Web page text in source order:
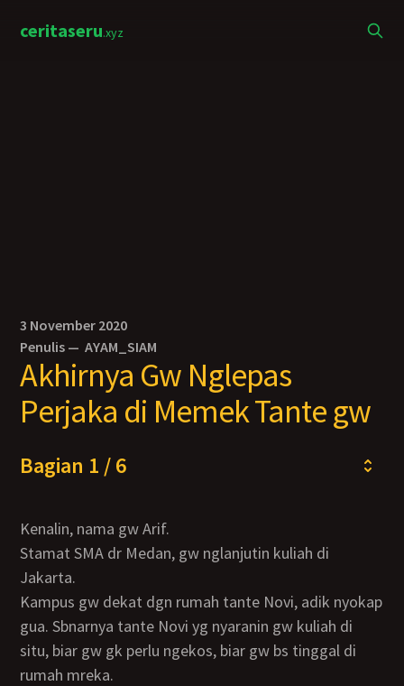
ceritaseru.xyz
3 November 2020
Penulis —AYAM_SIAM
Akhirnya Gw Nglepas
Perjaka di Memek Tante gw
Bagian 1 / 6
Kenalin, nama gw Arif.
Stamat SMA dr Medan, gw nglanjutin kuliah di
Jakarta.
Kampus gw dekat dgn rumah tante Novi, adik nyokap
gua. Sbnarnya tante Novi yg nyaranin gw kuliah di
situ, biar gw gk perlu ngekos, biar gw bs tinggal di
rumah mreka.